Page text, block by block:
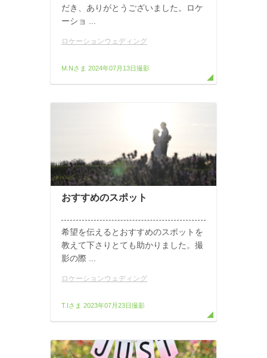
だき、ありがとうございました。ロケ
ーショ ...
ロケーションウェディング
M.Nさま 2024年07月13日撮影
おすすめのスポット
希望を伝えるとおすすめのスポットを
教えて下さりとても助かりました。撮
影の際 ...
ロケーションウェディング
T.Iさま 2023年07月23日撮影